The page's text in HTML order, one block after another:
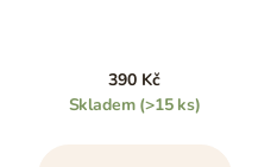
390 Kč
Skladem (>15 ks)